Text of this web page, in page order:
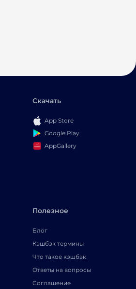
Скачать
App Store
Google Play
AppGallery
Полезное
Блог
Кэшбэк термины
Что такое кэшбэк
Ответы на вопросы
Соглашение